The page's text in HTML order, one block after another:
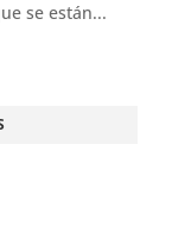
se están...